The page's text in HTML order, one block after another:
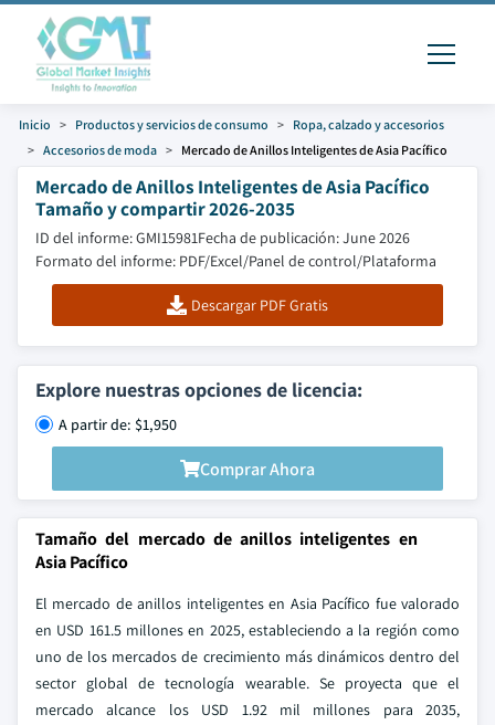
Inicio Productos y servicios de consumo
Ropa, calzado y accesorios
Accesorios de moda
Mercado de Anillos Inteligentes de Asia Pacífico
Mercado de Anillos Inteligentes de Asia Pacífico
Tamaño y compartir 2026-2035
ID del informe: GMI15981Fecha de publicación: June 2026
Formato del informe: PDF/Excel/Panel de control/Plataforma
Descargar PDF Gratis
Explore nuestras opciones de licencia:
A partir de: $1,950
Comprar Ahora
Tamaño del mercado de anillos inteligentes en
Asia Pacífico
El mercado de anillos inteligentes en Asia Pacífico fue valorado
en USD 161.5 millones en 2025, estableciendo a la región como
uno de los mercados de crecimiento más dinámicos dentro del
sector global de tecnología wearable. Se proyecta que el
mercado alcance los USD 1.92 mil millones para 2035,